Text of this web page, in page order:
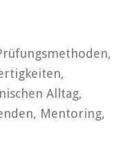
Alltag,
Mentoring,